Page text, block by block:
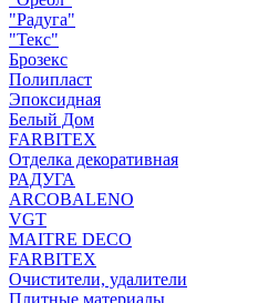
"Радуга"
"Текс"
Брозекс
Полипласт
Эпоксидная
Белый Дом
FARBITEX
Отделка декоративная
РАДУГА
ARCOBALENO
VGT
MAITRE DECO
FARBITEX
Очистители, удалители
Плитные материалы